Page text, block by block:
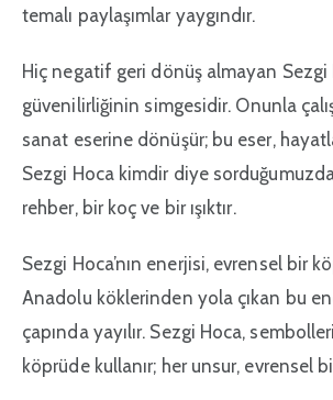
temalı paylaşımlar yaygındır.
Hiç negatif geri dönüş almayan Sezgi
güvenilirliğinin simgesidir. Onunla
sanat eserine dönüşür; bu eser,
Sezgi Hoca kimdir diye
rehber, bir koç ve bir ışıktır.
Sezgi Hoca’nın enerjisi, evrensel bir
Anadolu köklerinden yola çıkan bu
çapında yayılır. Sezgi Hoca,
köprüde kullanır; her unsur, evrensel